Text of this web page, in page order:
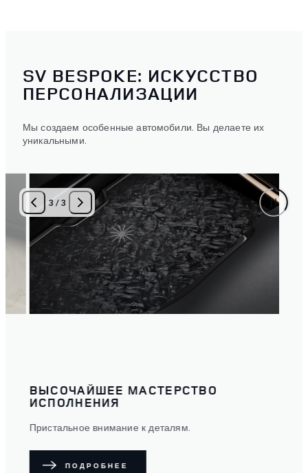
SV BESPOKE: ИСКУССТВО
ПЕРСОНАЛИЗАЦИИ
Мы создаем особенные автомобили. Вы делаете их
уникальными.
3/3
ВЫСОЧАЙШЕЕ МАСТЕРСТВО
ИСПОЛНЕНИЯ
Пристальное внимание к деталям.
ПОДРОБНЕЕ